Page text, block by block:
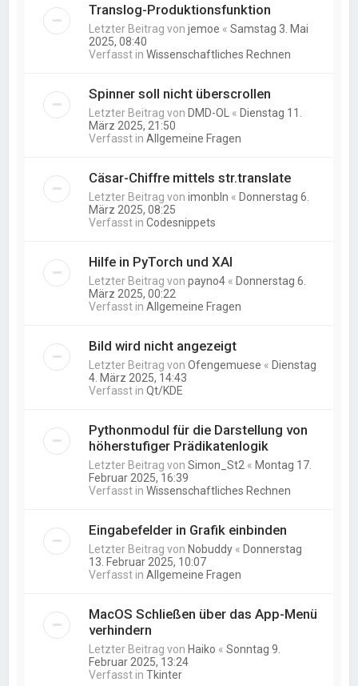
Translog-Produktionsfunktion
Letzter Beitrag vonjemoe «Samstag 3. Mai
2025, 08:40
Verfasst inWissenschaftliches Rechnen
Spinner soll nicht überscrollen
Letzter Beitrag von DMD-OL « Dienstag 11.
März 2025, 21:50
Verfasst inAllgemeine Fragen
Cäsar-Chiffre mittels str.translate
Letzter Beitrag vonimonbln « Donnerstag 6.
März 2025, 08:25
Verfasst inCodesnippets
Hilfe in PyTorch und XAI
Letzter Beitrag vonpayno4 « Donnerstag 6.
März 2025, 00:22
Verfasst inAllgemeine Fragen
Bild wird nicht angezeigt
Letzter Beitrag vonOfengemuese « Dienstag
4. März 2025, 14:43
Verfasst inQt/KDE
Pythonmodul für die Darstellung von
höherstufiger Prädikatenlogik
Letzter Beitrag vonSimon_St2 « Montag 17.
Februar 2025, 16:39
Verfasst inWissenschaftliches Rechnen
Eingabefelder in Grafik einbinden
Letzter Beitrag von Nobuddy « Donnerstag
13. Februar 2025, 10:07
Verfasst inAllgemeine Fragen
MacOS Schließen über das App-Menü
verhindern
Letzter Beitrag von Haiko «Sonntag 9.
Februar 2025, 13:24
Verfasst inTkinter